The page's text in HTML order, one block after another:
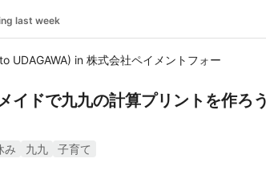
last week
UDAGAWA) in 株式会社ペイメントフォー
イドで九九の計算プリントを作ろ
み 九九
子育て